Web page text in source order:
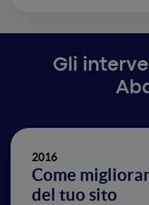
Gli
2016
Come
del tuo sito